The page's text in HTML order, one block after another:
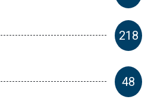
218
48